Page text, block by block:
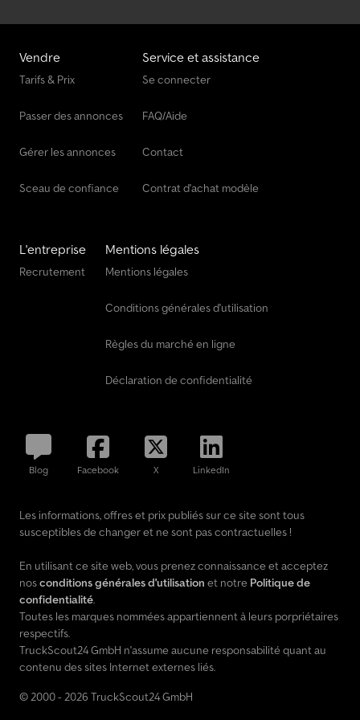
Vendre
Tarifs & Prix
Passer des annonces
Gérer les annonces
Sceau de confiance
Service et assistance
Se connecter
FAQ/Aide
Contact
Contrat d'achat modèle
L'entreprise
Recrutement
Mentions légales
Mentions légales
Conditions générales d'utilisation
Règles du marché en ligne
Déclaration de confidentialité
Blog Facebook X LinkedIn
Les informations, offres et prix publiés sur ce site sont tous
susceptibles de changer et ne sont pas contractuelles !
En utilisant ce site web, vous prenez connaissance et acceptez
nosconditions générales d'utilisation et notre Politique de
confidentialité.
Toutes les marques nommées appartiennent à leurs porpriétaires
respectifs.
TruckScout24 GmbH n'assume aucune responsabilité quant au
contenu des sites Internet externes liés.
© 2000 - 2026 TruckScout24 GmbH